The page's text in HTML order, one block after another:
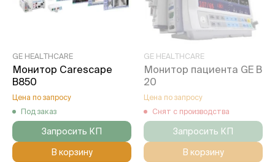
GE HEALTHCARE
Монитор Carescape
B850
Цена по запросу
Под заказ
Запросить КП
В корзину
GE HEALTHCARE
Монитор пациента GE B
20
Цена по запросу
Снят с производства
Запросить КП
В корзину